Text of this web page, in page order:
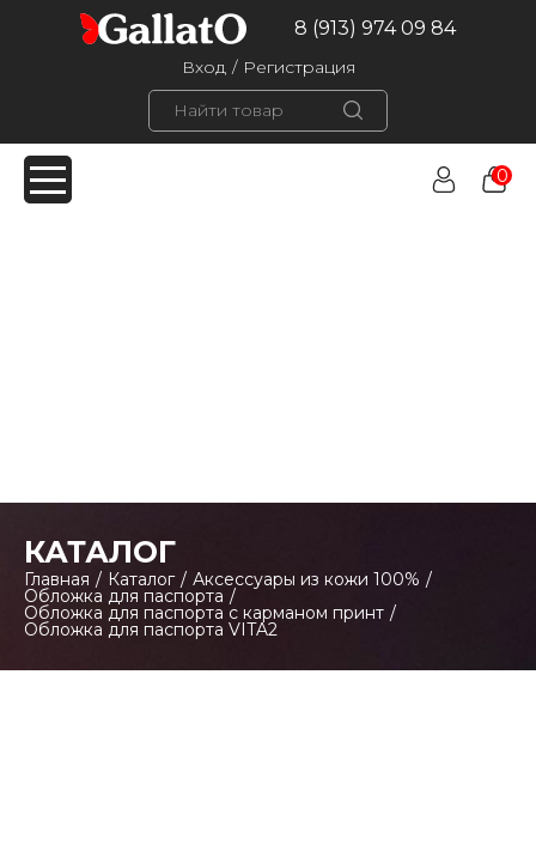
8 (913) 974 09 84
Вход / Регистрация
0
КАТАЛОГ
Главная / Каталог / Аксессуары из кожи 100% /
Обложка для паспорта /
Обложка для паспорта с карманом принт /
Обложка для паспорта VITA2